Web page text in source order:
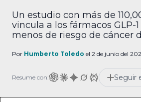
Un estudio con más de
vincula a los fármacos GLP-
menos de riesgo de cáncer
Por Humberto Toledo el 2 de junio del
Resume con: Seguir